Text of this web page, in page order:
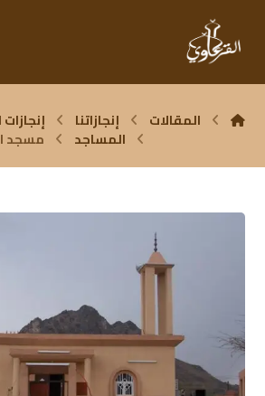
المقالات إنجازاتنا
المساجد
مسجد